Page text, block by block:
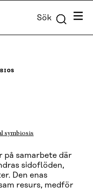
Sök Meny
symbiosis
på samarbete där
sidoflöden,
Den enas
resurs, medför